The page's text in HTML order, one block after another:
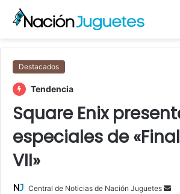
Destacados
Tendencia
Square Enix
especiales de
VII»
Central de Noticias de Nación Juguetes